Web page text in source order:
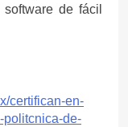
de fácil
certifican-en-
politcnica-de-